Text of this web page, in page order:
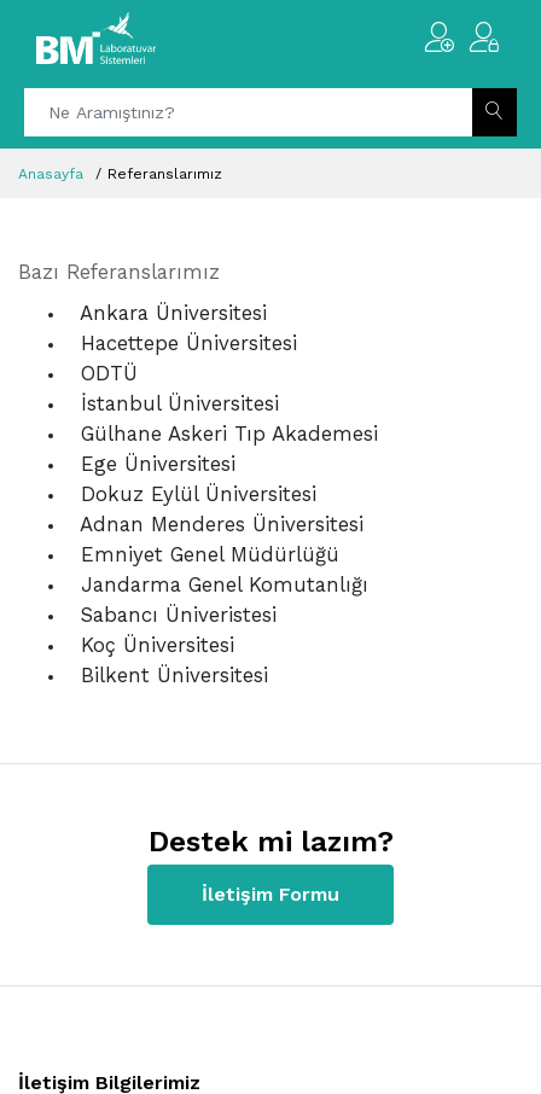
Anasayfa Referanslarımız
Bazı Referanslarımız
Ankara Üniversitesi
Hacettepe Üniversitesi
ODTÜ
İstanbul Üniversitesi
Gülhane Askeri Tıp Akademesi
Ege Üniversitesi
Dokuz Eylül Üniversitesi
Adnan Menderes Üniversitesi
Emniyet Genel Müdürlüğü
Jandarma Genel Komutanlığı
Sabancı Üniveristesi
Koç Üniversitesi
Bilkent Üniversitesi
Destek mi lazım?
İletişim Formu
İletişim Bilgilerimiz